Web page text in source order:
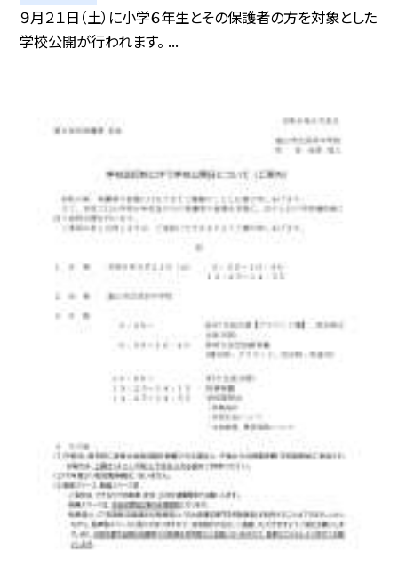
９月２１日（土）に小学６年生とその保護者の方を対象とした
学校公開が行われます。 ...